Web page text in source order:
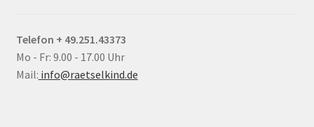
Telefon + 49.251.43373
Mo - Fr: 9.00 - 17.00 Uhr
Mail: info@raetselkind.de